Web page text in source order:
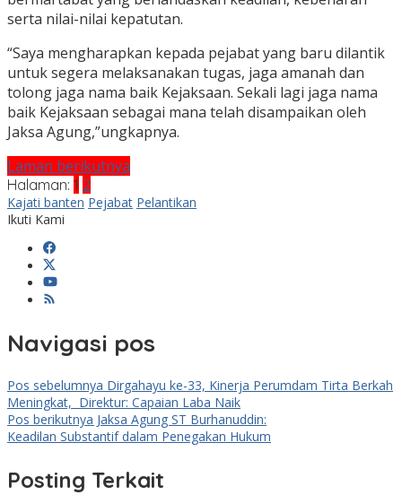
serta nilai-nilai kepatutan.
“Saya mengharapkan kepada pejabat yang baru dilantik
untuk segera melaksanakan tugas, jaga amanah dan
tolong jaga nama baik Kejaksaan. Sekali lagi jaga nama
baik Kejaksaan sebagai mana telah disampaikan oleh
Jaksa Agung,”ungkapnya.
Laman berikutnya
Halaman: 1 2
Kajati banten Pejabat Pelantikan
Ikuti Kami
Navigasi pos
Pos sebelumnya Dirgahayu ke-33, Kinerja Perumdam Tirta Berkah
Meningkat, Direktur: Capaian Laba Naik
Pos berikutnya Jaksa Agung ST Burhanuddin:
Keadilan Substantif dalam Penegakan Hukum
Posting Terkait